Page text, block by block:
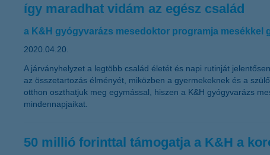
így maradhat vidám az egész család
a K&H gyógyvarázs mesedoktor programja mesékkel
2020.04.20.
A járványhelyzet a legtöbb család életét és napi rutinját
az összetartozás élményét, miközben a gyermekeknek és a
otthon oszthatjuk meg egymással, hiszen a K&H gyógyvarázs
mindennapjaikat.
50 millió forinttal támogatja a K&H a